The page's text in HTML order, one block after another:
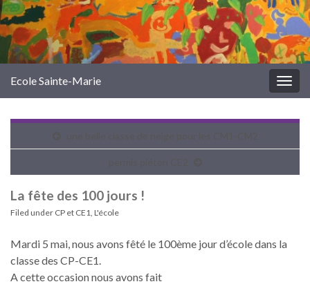
Ecole Sainte-Marie
La fête des 100 jours !
Filed under CP et CE1, L'école
Mardi 5 mai, nous avons fêté le 100ème jour d’école dans la
classe des CP-CE1.
A cette occasion nous avons fait